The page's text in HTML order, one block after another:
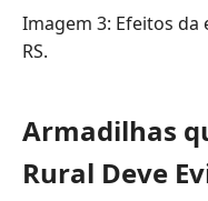
Imagem 3: Efeitos
RS.
Armadilhas
Rural Deve